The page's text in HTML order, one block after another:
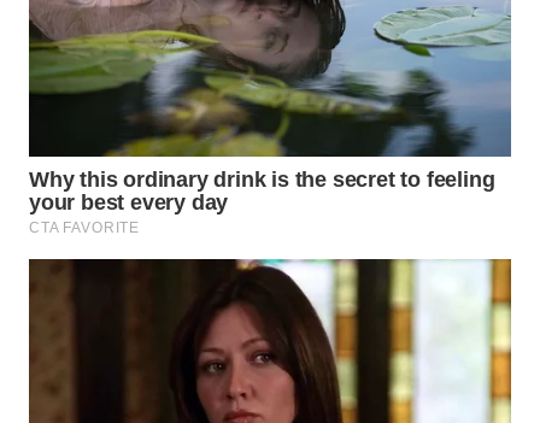
WAHANA
LISTRIK
WAHANA
WAHANA
TV
WAHANANEWS